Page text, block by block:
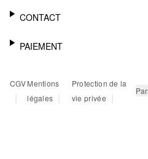
NEWSLETTER
MÉMO
RETOURS
FAQ
CONTACT
AIDE
PAIEMENT
PAYPAL
CARTE BANCAIRE
CGV
|
Mentions
légales |
Protection de la
vie privée
|